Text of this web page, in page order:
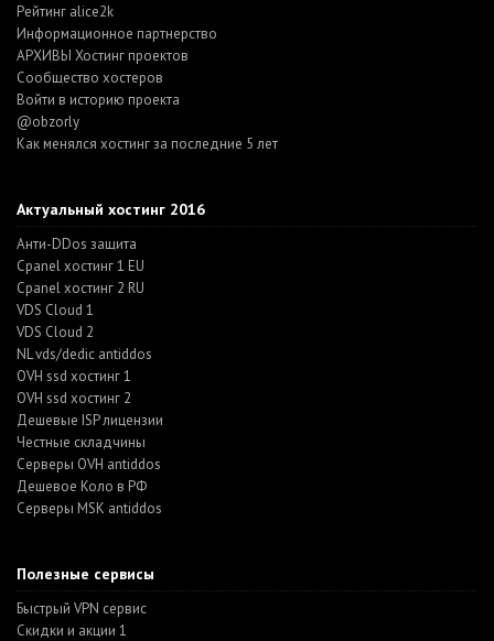
Рейтинг alice2k
Информационное партнерство
АРХИВЫ Хостинг проектов
Cообщество хостеров
Войти в историю проекта
@obzorly
Как менялся хостинг за последние 5 лет
Актуальный хостинг 2016
Анти-DDos защита
Cpanel хостинг 1 EU
Cpanel хостинг 2 RU
VDS Cloud 1
VDS Cloud 2
NL vds/dedic antiddos
OVH ssd хостинг 1
OVH ssd хостинг 2
Дешевые ISP лицензии
Честные складчины
Серверы OVH antiddos
Дешевое Коло в РФ
Серверы MSK antiddos
Полезные сервисы
Быстрый VPN сервис
Скидки и акции 1